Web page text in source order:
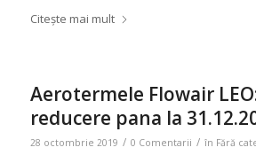
Citește mai mult
Aerotermele Flowair
reducere pana la
28 octombrie 2019 / 0 Comentarii / în Fără